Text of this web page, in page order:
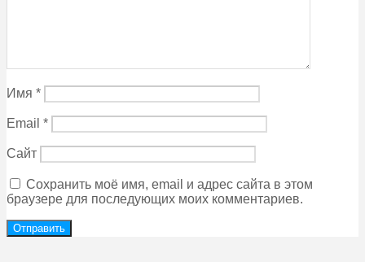
Имя *
Email *
Сайт
Сохранить моё имя, email и адрес сайта в этом
браузере для последующих моих комментариев.